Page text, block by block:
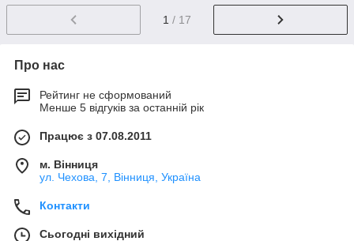
1 / 17
Про нас
Рейтинг не сформований
Менше 5 відгуків за останній рік
Працює з 07.08.2011
м. Вінниця
ул. Чехова, 7, Вінниця, Україна
Контакти
Сьогодні вихідний